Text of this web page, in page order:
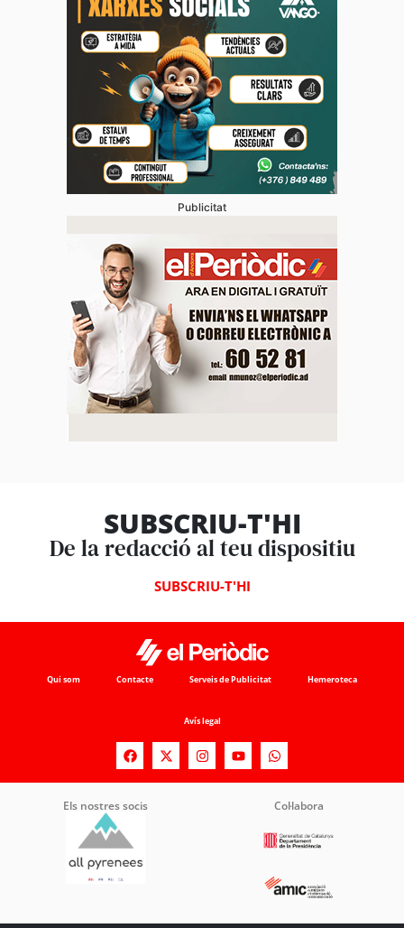
Publicitat
SUBSCRIU-T'HI
De la redacció al teu dispositiu
SUBSCRIU-T'HI
Qui som Contacte Serveis de Publicitat Hemeroteca
Avís legal
Els nostres socis Col·labora